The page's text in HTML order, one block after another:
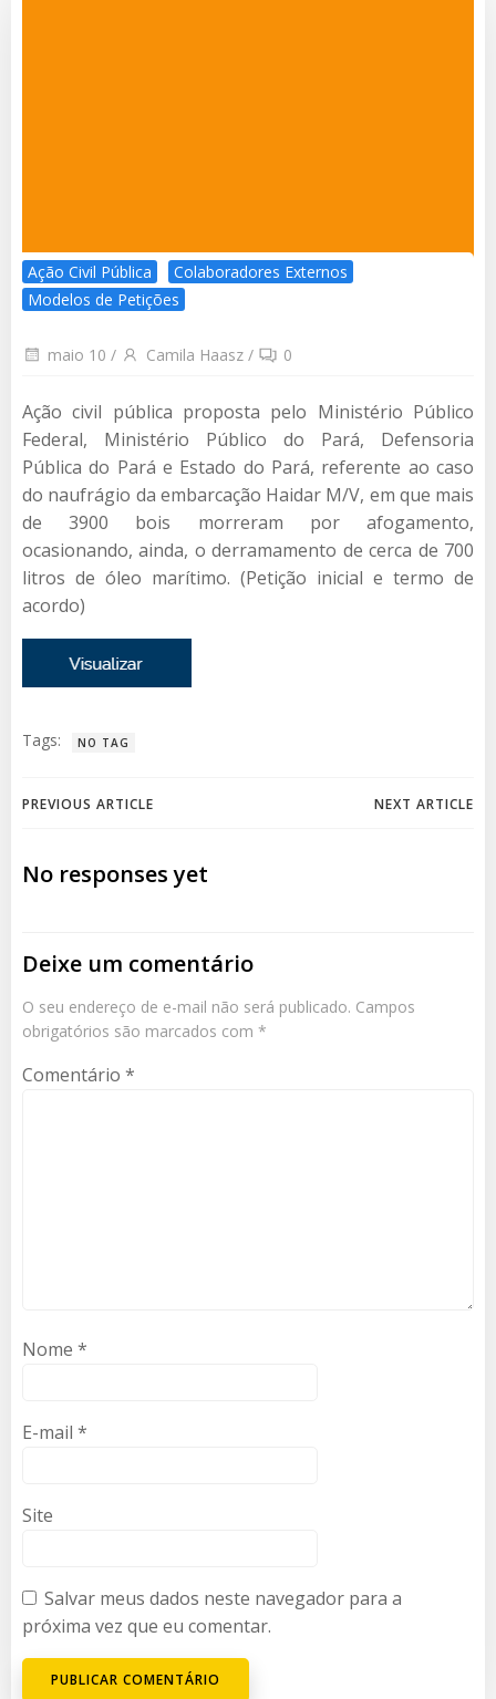
Ação Civil Pública
Colaboradores Externos
Modelos de Petições
maio 10 / Camila Haasz / 0
Ação civil pública proposta pelo Ministério Público
Federal, Ministério Público do Pará, Defensoria
Pública do Pará e Estado do Pará, referente ao caso
do naufrágio da embarcação Haidar M/V, em que mais
de 3900 bois morreram por afogamento,
ocasionando, ainda, o derramamento de cerca de 700
litros de óleo marítimo. (Petição inicial e termo de
acordo)
Tags: NO TAG
Navegação
de
PREVIOUS ARTICLE
Navegação
NEXT ARTICLE
No responses yet
Deixe um comentário
O seu endereço de e-mail não será publicado. Campos
obrigatórios são marcados com *
Comentário *
Nome *
E-mail *
Site
Salvar meus dados neste navegador para a
próxima vez que eu comentar.